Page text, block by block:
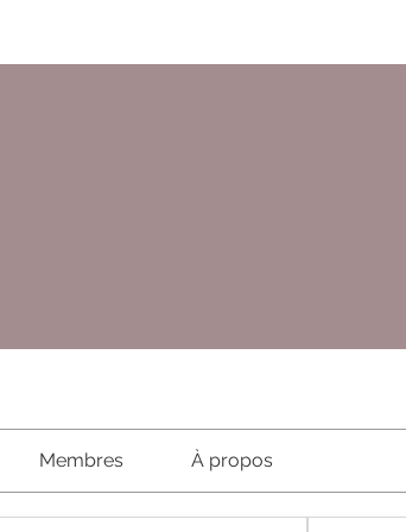
Membres À propos